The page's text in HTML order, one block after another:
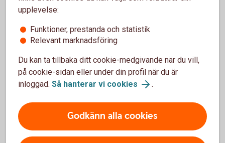
(financesweden.se)
upplevelse:
Funktioner, prestanda och statistik
Relevant marknadsföring
Du kan ta tillbaka ditt cookie-medgivande när du vill,
på cookie-sidan eller under din profil när du är
inloggad. Så hanterar vi cookies .
Godkänn alla cookies